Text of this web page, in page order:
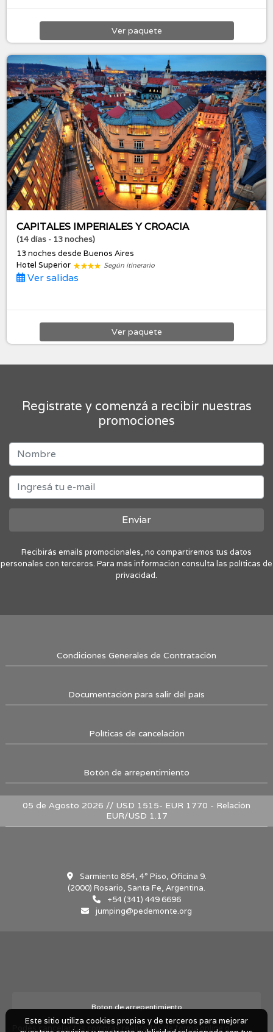
Ver paquete
CAPITALES IMPERIALES Y CROACIA
(14 días - 13 noches)
13 nochesdesde Buenos Aires
Hotel Superior
Según itinerario
Ver salidas
Ver paquete
Registrate y comenzá a recibir nuestras
promociones
Enviar
Recibirás emails promocionales, no compartiremos tus datos
personales con terceros. Para más información consulta las políticas de
privacidad.
Condiciones Generales de Contratación
Documentación para salir del país
Políticas de cancelación
Botón de arrepentimiento
05 de Agosto 2026 // USD 1515- EUR 1770 - Relación
EUR/USD 1.17
Sarmiento 854, 4° Piso, Oficina 9.
(2000) Rosario, Santa Fe, Argentina.
+54 (341) 449 6696
jumping@pedemonte.org
Boton de arrepentimiento
Podés cancelar tus compras realizadas de forma online o
Este sitio utiliza cookies propias y de terceros para mejorar